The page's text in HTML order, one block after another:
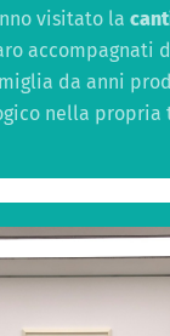
visitato la
accompagnati
da anni
nella propria